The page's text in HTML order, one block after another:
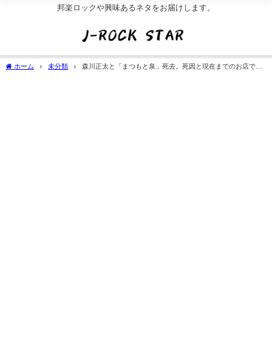
邦楽ロックや興味あるネタをお届けします。
ホーム 未分類
森川正太と「まつもと泉」死去。死因と現在までのお店で韓